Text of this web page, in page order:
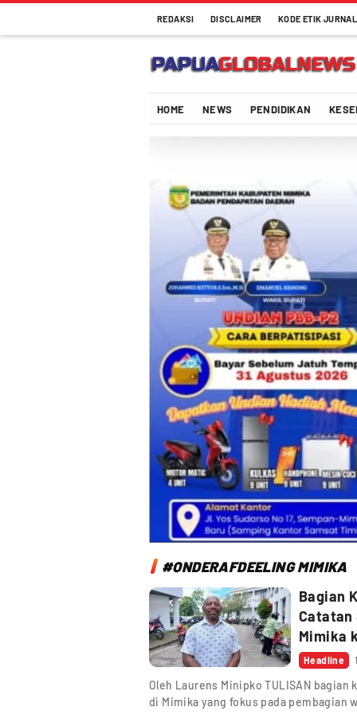
REDAKSI DISCLAIMER KODE ETIK
Papuaglobalnews.com
Menulis Fakta dengan Hati Bening
HOME NEWS PENDIDIKAN
#ONDERAFDEELING MIMIKA
Bagian
Catatan
Mimika
Headline
Oleh Laurens Minipko TULISAN
di Mimika yang fokus pada pembagian